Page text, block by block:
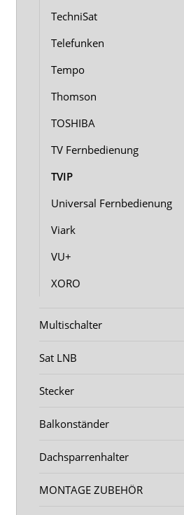
TechniSat
Telefunken
Tempo
Thomson
TOSHIBA
TV Fernbedienung
TVIP
Universal Fernbedienung
Viark
VU+
XORO
Multischalter
Sat LNB
Stecker
Balkonständer
Dachsparrenhalter
MONTAGE ZUBEHÖR